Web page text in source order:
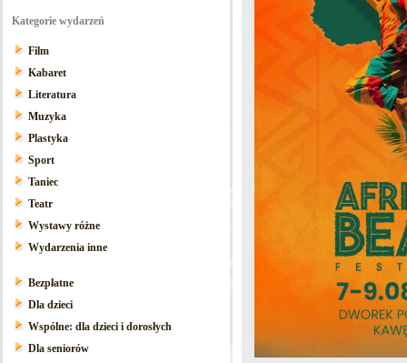
Kategorie wydarzeń
Film
Kabaret
Literatura
Muzyka
Plastyka
Sport
Taniec
Teatr
Wystawy różne
Wydarzenia inne
Bezpłatne
Dla dzieci
Wspólne: dla dzieci i dorosłych
Dla seniorów